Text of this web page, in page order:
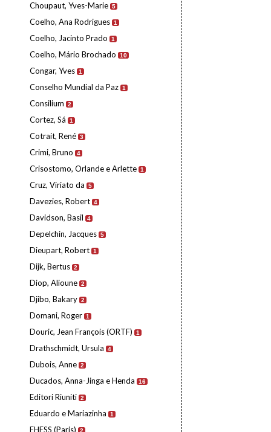
Choupaut, Yves-Marie 5
Coelho, Ana Rodrigues 1
Coelho, Jacinto Prado 1
Coelho, Mário Brochado 10
Congar, Yves 1
Conselho Mundial da Paz 1
Consilium 2
Cortez, Sá 1
Cotrait, René 3
Crimi, Bruno 4
Crisostomo, Orlande e Arlette 1
Cruz, Viriato da 5
Davezies, Robert 4
Davidson, Basil 4
Depelchin, Jacques 5
Dieupart, Robert 1
Dijk, Bertus 2
Diop, Alioune 2
Djibo, Bakary 2
Domani, Roger 1
Douric, Jean François (ORTF) 1
Drathschmidt, Ursula 4
Dubois, Anne 2
Ducados, Anna-Jinga e Henda 16
Editori Riuniti 2
Eduardo e Mariazinha 1
EHESS (Paris) 2